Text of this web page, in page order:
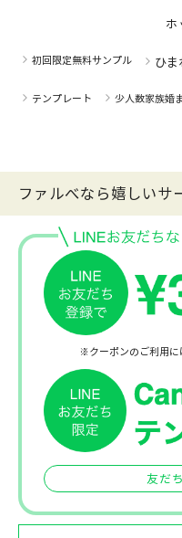
ホ
初回限定無料サンプル ひま
テンプレート 少人数家族婚
ファルべなら嬉しいサ
※クーポンのご利用に
友だ